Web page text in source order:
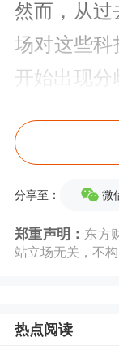
然而，从过
场对这些科
开始出现
个惊天大
2017年底
上百只股票
易委员会
分享至： 微
郑重声明： 东方
站立场无关，不
热点阅读